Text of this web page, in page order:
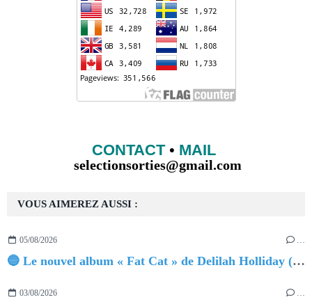
VOUS AIMEREZ AUSSI :
05/08/2026 …
🔵 Le nouvel album « Fat Cat » de Delilah Holliday (sortie le 30 Octobre 2026)
03/08/2026 …
CONTACT• MAIL
selectionsorties@gmail.com